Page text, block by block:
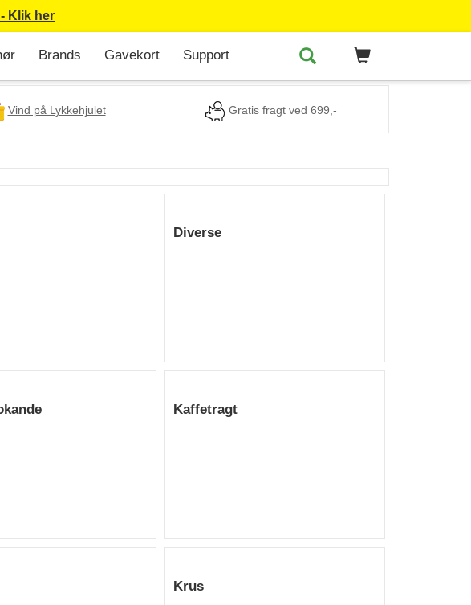
Klik her
Brands Gavekort Support
Vind på Lykkehjulet Gratis fragt ved 699,-
Diverse
Kaffetragt
Krus